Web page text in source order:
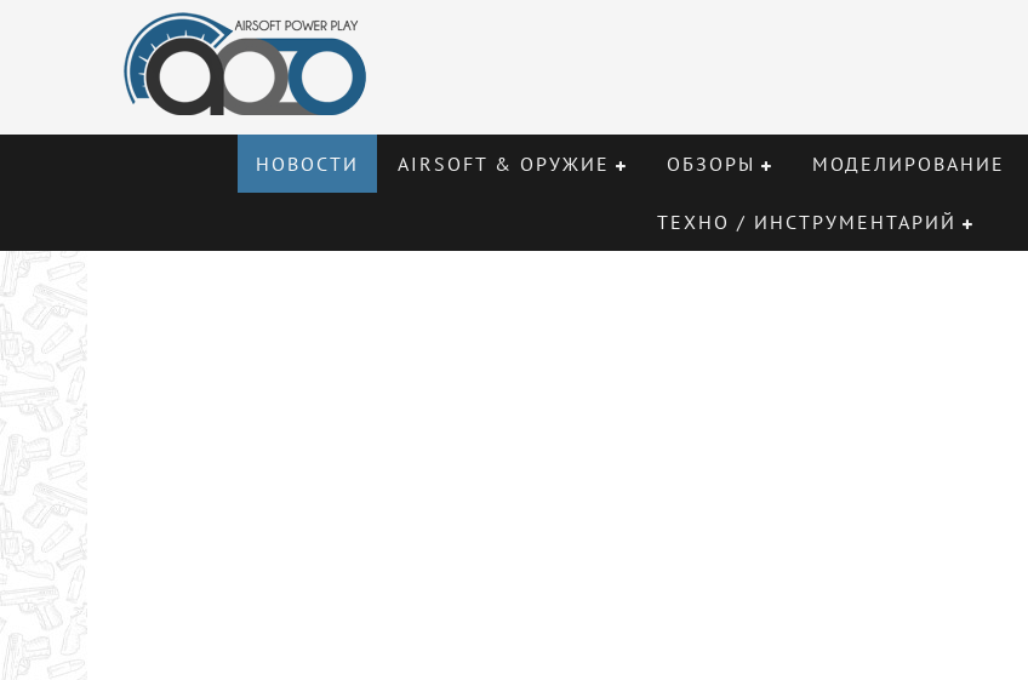
НОВОСТИ AIRSOFT & ОРУЖИЕ ОБЗОРЫ МОДЕЛИРОВАНИЕ
ТЕХНО / ИНСТРУМЕНТАРИЙ